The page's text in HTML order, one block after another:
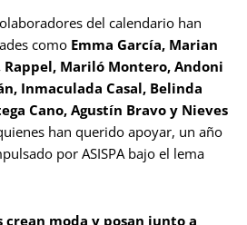
del calendario han
como Emma García, Marian
Rappel, Mariló Montero, Andoni
Inmaculada Casal, Belinda
Cano, Agustín Bravo y Nieves
han querido apoyar, un año
por ASISPA bajo el lema
crean moda y posan junto a